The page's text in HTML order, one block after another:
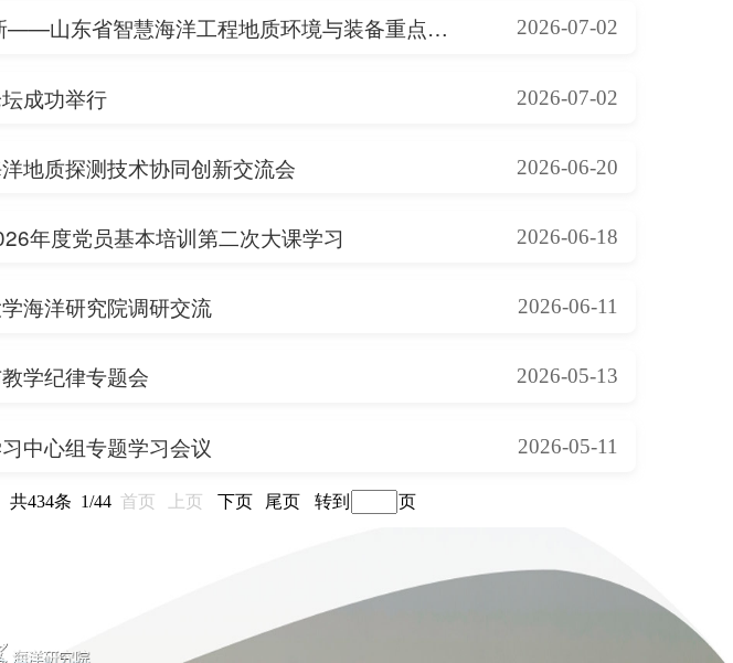
完善治理机制 聚力海洋创新——山东省智慧海洋工程地质环境与装备重点实验室理事会会议顺利召开 2026-07-02
成功举行 2026-07-02
地质探测技术协同创新交流会 2026-06-20
年度党员基本培训第二次大课学习 2026-06-18
海洋研究院调研交流 2026-06-11
学纪律专题会 2026-05-13
中心组专题学习会议 2026-05-11
共434条 1/44 首页 上页 下页 尾页 页